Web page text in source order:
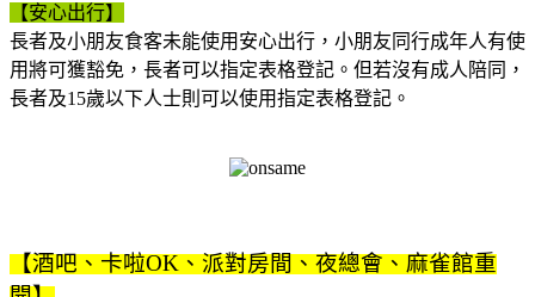
【安心出行】
長者及小朋友食客未能使用安心出行，小朋友同行成年人有使
用將可獲豁免，長者可以指定表格登記。但若沒有成人陪同，
長者及15歲以下人士則可以使用指定表格登記。
【酒吧、卡啦OK、派對房間、夜總會、麻雀館重